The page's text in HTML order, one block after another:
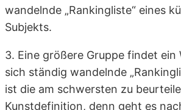
wandelnde „Rankingliste“ eines
Subjekts.
3. Eine größere Gruppe findet ein
sich ständig wandelnde
ist die am schwersten zu
Kunstdefinition, denn geht es